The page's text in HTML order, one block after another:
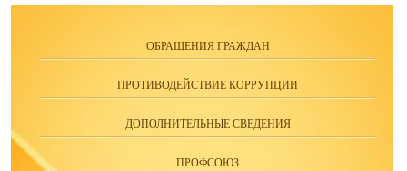
ОБРАЩЕНИЯ ГРАЖДАН
ПРОТИВОДЕЙСТВИЕ КОРРУПЦИИ
ДОПОЛНИТЕЛЬНЫЕ СВЕДЕНИЯ
ПРОФСОЮЗ